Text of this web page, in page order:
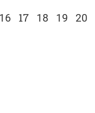
16 17 18 19 20